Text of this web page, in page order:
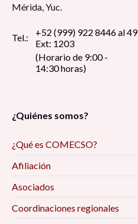
Mérida, Yuc.
Tel.:
+52 (999) 922 8446 al 49
Ext: 1203
(Horario de 9:00 -
14:30 horas)
¿Quiénes somos?
¿Qué es COMECSO?
Afiliación
Asociados
Coordinaciones regionales